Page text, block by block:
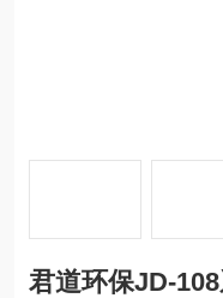
君道环保JD-